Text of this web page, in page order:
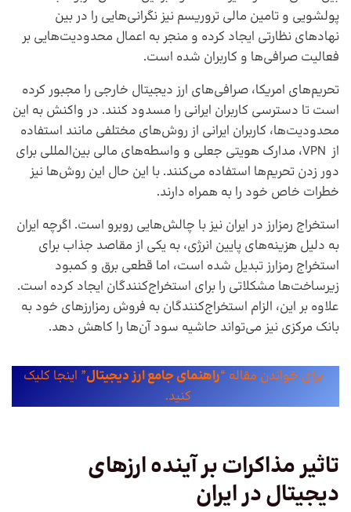
پولشویی و تامین مالی تروریسم نیز نگرانی‌هایی را در بین
نهادهای نظارتی ایجاد کرده و منجر به اعمال محدودیت‌هایی بر
فعالیت صرافی‌ها و کاربران شده است.
تحریم‌های امریکا، صرافی‌های ارز دیجیتال خارجی را مجبور کرده
است تا دسترسی کاربران ایرانی را مسدود کنند. در واکنش به این
محدودیت‌ها، کاربران ایرانی از روش‌های مختلفی مانند استفاده
از VPN، مدارک هویتی جعلی و واسطه‌های مالی بین‌المللی برای
دور زدن تحریم‌ها استفاده می‌کنند. با این حال این روش‌ها نیز
خطرات خاص خود را به همراه دارند.
استخراج رمزارز در ایران نیز با چالش‌هایی روبرو است. اگرچه ایران
به دلیل هزینه‌های پایین انرژی، به یکی از مقاصد جذاب برای
استخراج رمزارز تبدیل شده است، اما قطعی برق و کمبود
زیرساخت‌ها مشکلاتی را برای استخراج‌کنندگان ایجاد کرده است.
علاوه بر این، الزام استخراج‌کنندگان به فروش رمزارزهای خود به
بانک مرکزی نیز می‌تواند حاشیه سود آن‌ها را کاهش دهد.
برای خواندن مقاله “راهنمای جامع ارز دیجیتال” اینجا کلیک
کنید.
تاثیر مذاکرات بر آینده ارزهای
دیجیتال در ایران